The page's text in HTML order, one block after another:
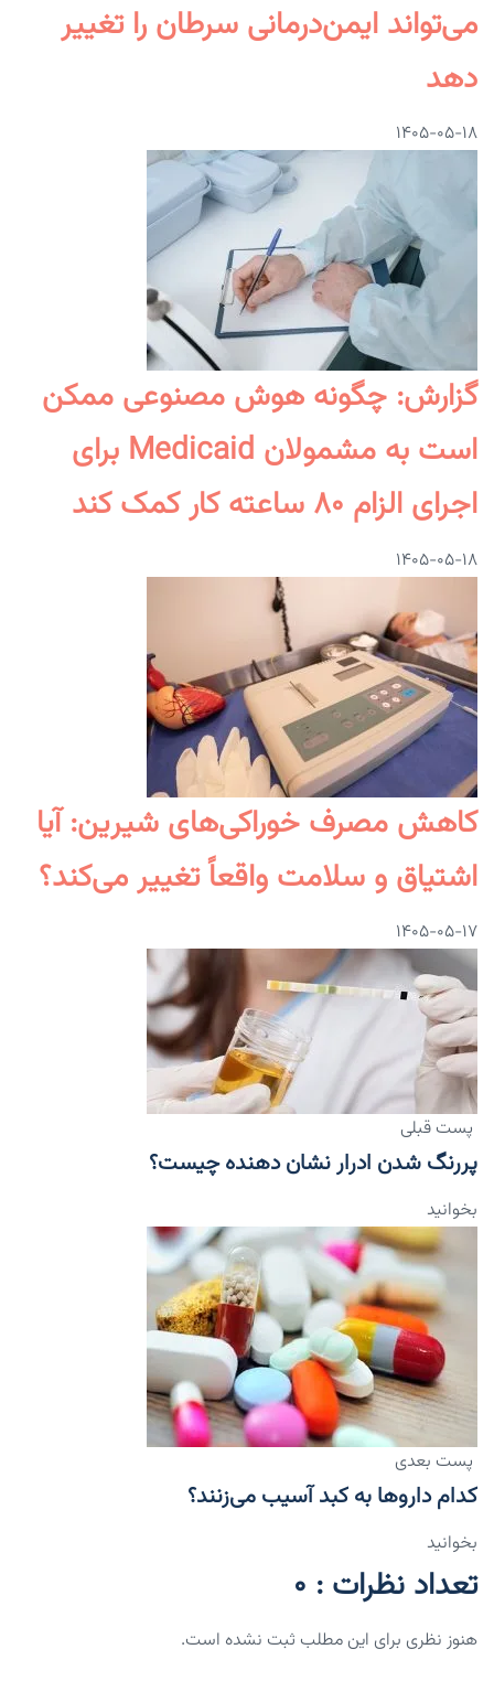
می‌تواند ایمن‌درمانی سرطان را تغییر
دهد
۱۴۰۵-۰۵-۱۸
گزارش: چگونه هوش مصنوعی ممکن
است به مشمولان Medicaid برای
اجرای الزام ۸۰ ساعته کار کمک کند
۱۴۰۵-۰۵-۱۸
کاهش مصرف خوراکی‌های شیرین: آیا
اشتیاق و سلامت واقعاً تغییر می‌کند؟
۱۴۰۵-۰۵-۱۷
پست قبلی
پررنگ شدن ادرار نشان دهنده چیست؟
بخوانید
پست بعدی
کدام داروها به کبد آسیب می‌زنند؟
بخوانید
تعداد نظرات : 0
هنوز نظری برای این مطلب ثبت نشده است.